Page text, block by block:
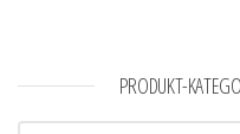
PRODUKT-